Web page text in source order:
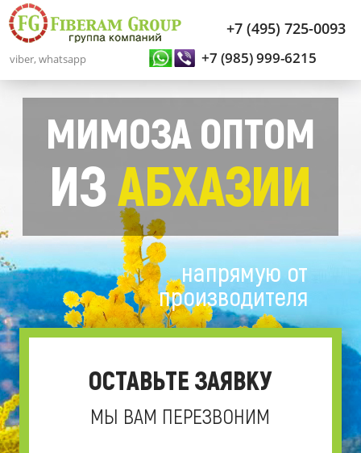
+7 (495) 725-0093
+7 (985) 999-6215
viber, whatsapp
ОСТАВЬТЕ ЗАЯВКУ
МЫ ВАМ ПЕРЕЗВОНИМ
напрямую от
производителя
МИМОЗА ОПТОМ
ИЗАБХАЗИИ